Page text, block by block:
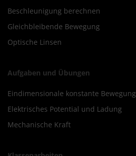
Beschleunigung berechnen
Gleichbleibende Bewegung
Optische Linsen
Aufgaben und Übungen
Eindimensionale konstante Bewegung
Elektrisches Potential und Ladung
Mechanische Kraft